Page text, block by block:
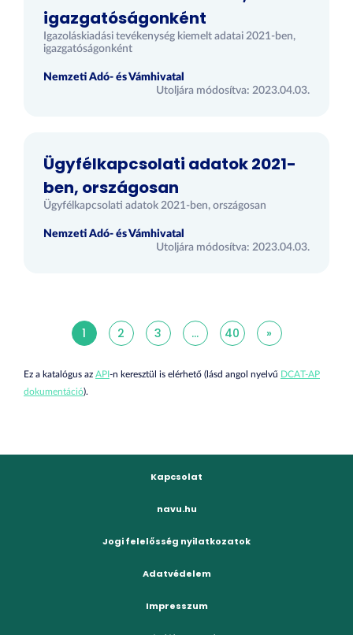
igazgatóságonként
Igazoláskiadási tevékenység kiemelt adatai 2021-ben,
igazgatóságonként
Nemzeti Adó- és Vámhivatal
Utoljára módosítva: 2023.04.03.
Ügyfélkapcsolati adatok 2021-
ben, országosan
Ügyfélkapcsolati adatok 2021-ben, országosan
Nemzeti Adó- és Vámhivatal
Utoljára módosítva: 2023.04.03.
1 2 3 ... 40 »
Ez a katalógus az API-n keresztül is elérhető (lásd angol nyelvű DCAT-AP
dokumentáció).
Kapcsolat
navu.hu
Jogi felelősség nyilatkozatok
Adatvédelem
Impresszum